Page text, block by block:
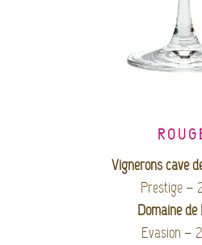
Vignerons cave
Prestige –
Domaine de
Evasion –